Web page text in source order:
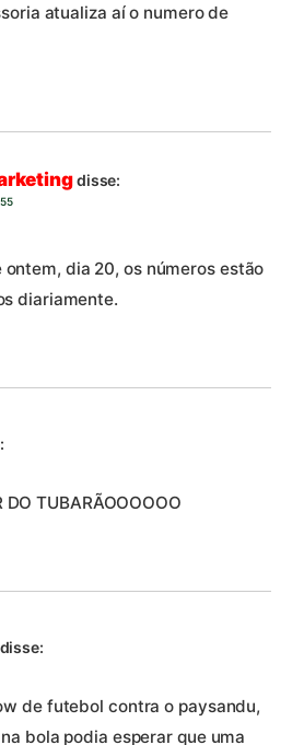
atualiza aí o numero de
disse:
ontem, dia 20, os números estão
diariamente.
DO TUBARÃOOOOOO
disse:
de futebol contra o paysandu,
bola podia esperar que uma